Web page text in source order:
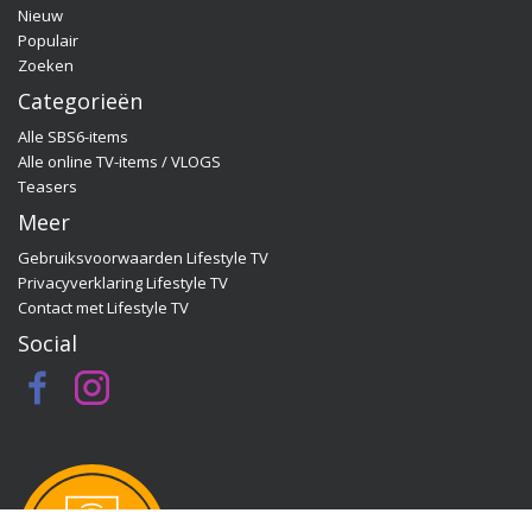
Quality Time op Zondag, ga dan naar de officiële
programma-website:
www.sbs6.nl/qualitytimeopzondag.
Nieuw
Populair
Zoeken
Categorieën
Alle SBS6-items
Alle online TV-items / VLOGS
Teasers
Meer
Gebruiksvoorwaarden Lifestyle TV
Privacyverklaring Lifestyle TV
Contact met Lifestyle TV
Social